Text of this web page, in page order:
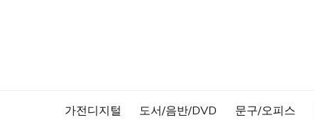
가전디지털 도서/음반/DVD 문구/오피스